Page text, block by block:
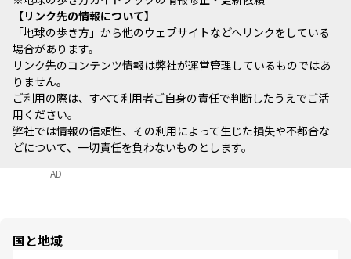
リンク先の情報について
「地球の歩き方」から他のウェブサイトなどへリンクをしている
場合があります。
リンク先のコンテンツ情報は弊社が運営管理しているものではあ
りません。
ご利用の際は、すべて利用者ご自身の責任で判断したうえでご活
用ください。
弊社では情報の信頼性、その利用によって生じた損失や不都合な
どについて、一切責任を負わないものとします。
AD
国と地域